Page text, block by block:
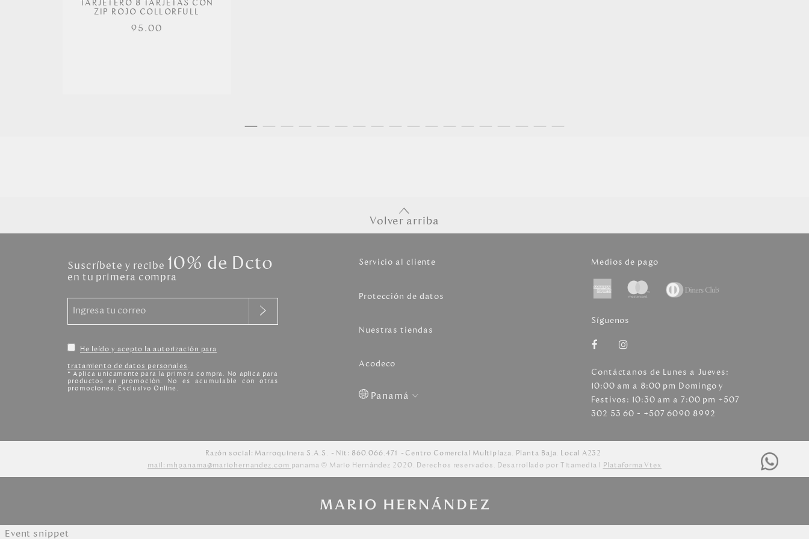
TARJETERO 8 TARJETAS CON
ZIP ROJO COLLORFULL
95.00
Volver arriba
Suscríbete y recibe 10% de Dcto
en tu primera compra
He leído y acepto la autorización para
tratamiento de datos personales.
* Aplica unicamente para la primera compra. No aplica para
productos en promoción. No es acumulable con otras
promociones. Exclusivo Online.
Servicio al cliente
Protección de datos
Nuestras tiendas
Acodeco
Panamá
Medios de pago
Síguenos
Contáctanos de Lunes a Jueves:
10:00 am a 8:00 pm Domingo y
Festivos: 10:30 am a 7:00 pm +507
302 53 60 - +507 6090 8992
Razón social: Marroquinera S.A.S. Nit: 860.066.471
Centro Comercial Multiplaza. Planta Baja. Local A232
mail: mhpanama@mariohernandez.com panama © Mario Hernández 2020. Derechos reservados. Desarrollado por Titamedia l Plataforma Vtex
Event snippet